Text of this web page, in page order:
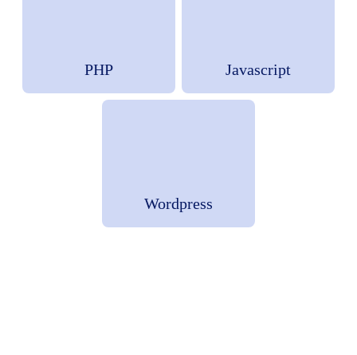
Javascript
PHP
Wordpress